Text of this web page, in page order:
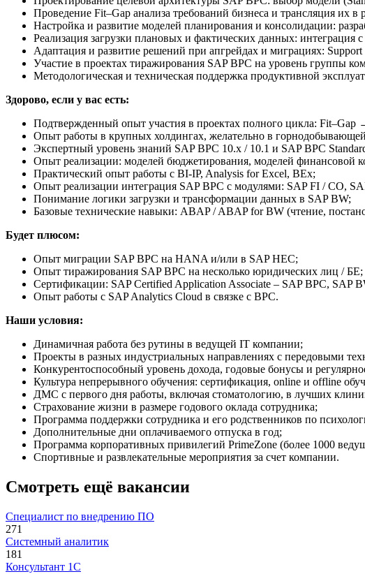
Проведение Fit–Gap анализа требований бизнеса и трансляция их в
Настройка и развитие моделей планирования и консолидации:
Реализация загрузки плановых и фактических данных:
Адаптация и развитие решений при апгрейдах и миграциях:
Участие в проектах тиражирования SAP BPC на уровень группы
Методологическая и техническая поддержка продуктивной
Здорово, если у вас есть:
Подтвержденный опыт участия в проектах полного цикла:
Опыт работы в крупных холдингах, желательно в
Экспертный уровень знаний SAP BPC 10.x / 10.1 и SAP BPC
Опыт реализации: моделей бюджетирования, моделей
Практический опыт работы с BI-IP, Analysis for Excel, BEx;
Опыт реализации интеграция SAP BPC с модулями: SAP FI / CO,
Понимание логики загрузки и трансформации данных в SAP BW;
Базовые технические навыки: ABAP / ABAP for BW (чтение,
Будет плюсом:
Опыт миграции SAP BPC на HANA и/или в SAP HEC;
Опыт тиражирования SAP BPC на несколько юридических лиц / БЕ;
Сертификации: SAP Certified Application Associate – SAP BPC, SAP
Опыт работы с SAP Analytics Cloud в связке с BPC.
Наши условия:
Динамичная работа без рутины в ведущей IT компании;
Проекты в разных индустриальных направлениях с передовыми
Конкурентоспособный уровень дохода, годовые бонусы и
Культура непрерывного обучения: сертификация, online и offline
ДМС с первого дня работы, включая стоматологию, в лучших
Страхование жизни в размере годового оклада сотрудника;
Программа поддержки сотрудника и его родственников по
Дополнительные дни оплачиваемого отпуска в год;
Программа корпоративных привилегий PrimeZone (более 1000
Спортивные и развлекательные мероприятия за счет компании.
Смотреть ещё вакансии
Специалист по внедрению ПО
271
Системный аналитик
181
Консультант 1С